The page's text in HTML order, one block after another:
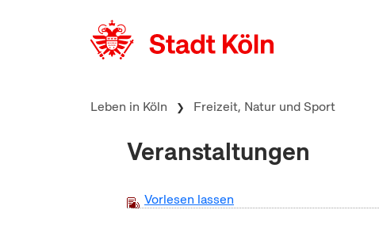
Leben in Köln Freizeit, Natur und Sport
Veranstaltungen
Vorlesen lassen